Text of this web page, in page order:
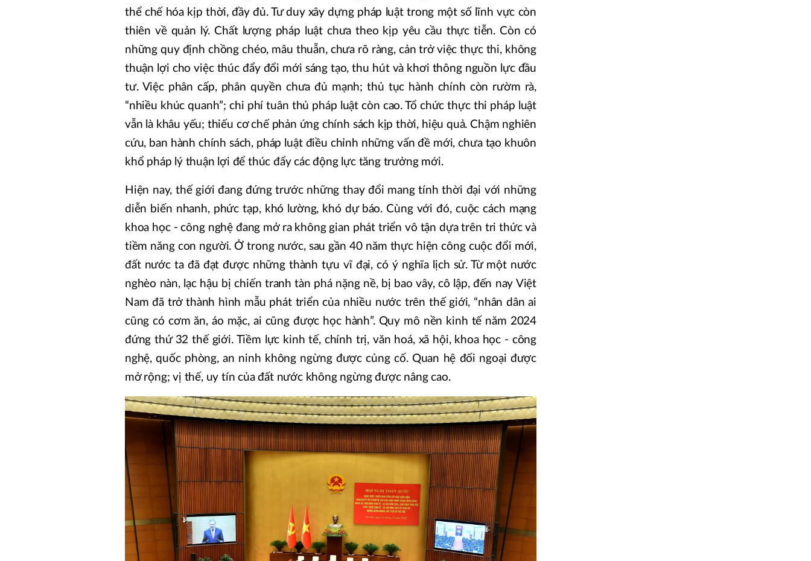
thể chế hóa kịp thời, đầy đủ. Tư duy xây dựng pháp luật trong một số lĩnh vực còn
thiên về quản lý. Chất lượng pháp luật chưa theo kịp yêu cầu thực tiễn. Còn có
những quy định chồng chéo, mâu thuẫn, chưa rõ ràng, cản trở việc thực thi, không
thuận lợi cho việc thúc đẩy đổi mới sáng tạo, thu hút và khơi thông nguồn lực đầu
tư. Việc phân cấp, phân quyền chưa đủ mạnh; thủ tục hành chính còn rườm rà,
“nhiều khúc quanh”; chi phí tuân thủ pháp luật còn cao. Tổ chức thực thi pháp luật
vẫn là khâu yếu; thiếu cơ chế phản ứng chính sách kịp thời, hiệu quả. Chậm nghiên
cứu, ban hành chính sách, pháp luật điều chỉnh những vấn đề mới, chưa tạo khuôn
khổ pháp lý thuận lợi để thúc đẩy các động lực tăng trưởng mới.
Hiện nay, thế giới đang đứng trước những thay đổi mang tính thời đại với những
diễn biến nhanh, phức tạp, khó lường, khó dự báo. Cùng với đó, cuộc cách mạng
khoa học - công nghệ đang mở ra không gian phát triển vô tận dựa trên tri thức và
tiềm năng con người. Ở trong nước, sau gần 40 năm thực hiện công cuộc đổi mới,
đất nước ta đã đạt được những thành tựu vĩ đại, có ý nghĩa lịch sử. Từ một nước
nghèo nàn, lạc hậu bị chiến tranh tàn phá nặng nề, bị bao vây, cô lập, đến nay Việt
Nam đã trở thành hình mẫu phát triển của nhiều nước trên thế giới, “nhân dân ai
cũng có cơm ăn, áo mặc, ai cũng được học hành”. Quy mô nền kinh tế năm 2024
đứng thứ 32 thế giới. Tiềm lực kinh tế, chính trị, văn hoá, xã hội, khoa học - công
nghệ, quốc phòng, an ninh không ngừng được củng cố. Quan hệ đối ngoại được
mở rộng; vị thế, uy tín của đất nước không ngừng được nâng cao.